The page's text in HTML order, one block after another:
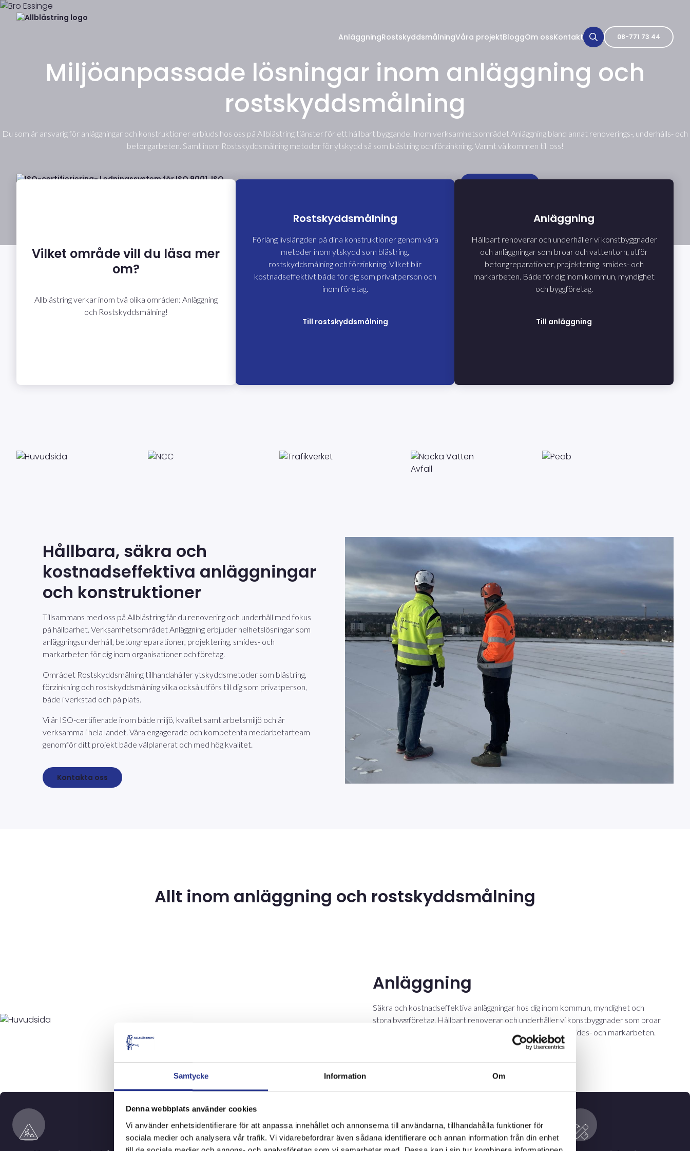
Samtycke Information Om
Denna webbplats använder cookies
Vi använder enhetsidentifierare för att anpassa innehållet och annonserna till användarna, tillhandahålla funktioner för
sociala medier och analysera vår trafik. Vi vidarebefordrar även sådana identifierare och annan information från din enhet
AnläggningRostskyddsmålningVåra projektBloggOm ossKontakt 08-771 73 44
Miljöanpassade lösningar inom anläggning och
rostskyddsmålning
Du som är ansvarig för anläggningar och konstruktioner erbjuds hos oss på Allblästring tjänster för ett hållbart byggande. Inom verksamhetsområdet Anläggning bland annat renoverings-, underhålls- och
betongarbeten. Samt inom Rostskyddsmålning metoder för ytskydd så som blästring och förzinkning. Varmt välkommen till oss!
Vilket område vill du läsa mer
om?
Allblästring verkar inom två olika områden: Anläggning
och Rostskyddsmålning!
Rostskyddsmålning
Förläng livslängden på dina konstruktioner genom våra
metoder inom ytskydd som blästring,
rostskyddsmålning och förzinkning. Vilket blir
kostnadseffektivt både för dig som privatperson och
inom företag.
Till rostskyddsmålning
Anläggning
Hållbart renoverar och underhåller vi konstbyggnader
och anläggningar som broar och vattentorn, utför
betongreparationer, projektering, smides- och
markarbeten. Både för dig inom kommun, myndighet
och byggföretag.
Till anläggning
Hållbara, säkra och
kostnadseffektiva anläggningar
och konstruktioner
Tillsammans med oss på Allblästring får du renovering och underhåll med fokus
på hållbarhet. Verksamhetsområdet Anläggning erbjuder helhetslösningar som
anläggningsunderhåll, betongreparationer, projektering, smides- och
markarbeten för dig inom organisationer och företag.
Området Rostskyddsmålning tillhandahåller ytskyddsmetoder som blästring,
förzinkning och rostskyddsmålning vilka också utförs till dig som privatperson,
både i verkstad och på plats.
Vi är ISO-certifierade inom både miljö, kvalitet samt arbetsmiljö och är
verksamma i hela landet. Våra engagerade och kompetenta medarbetarteam
genomför ditt projekt både välplanerat och med hög kvalitet.
Kontakta oss
Allt inom anläggning och rostskyddsmålning
Anläggning
Säkra och kostnadseffektiva anläggningar hos dig inom kommun, myndighet och
stora byggföretag. Hållbart renoverar och underhåller vi konstbyggnader som broar
och vattentorn, utför betongreparationer, projektering, smides- och markarbeten.
Läs mer om anläggning